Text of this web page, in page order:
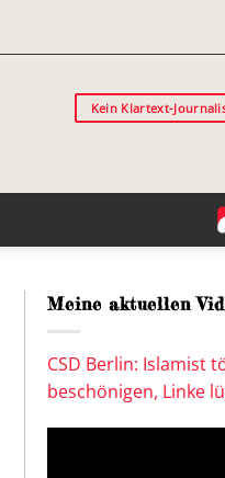
Kein Klartext-
Meine aktuellen
CSD Berlin: Islamist
beschönigen, Linke